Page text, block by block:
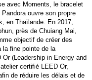
avec Moments, le bracelet
ouvre son propre
en Thaïlande. En 2017,
près de Chuiang Mai,
objectif de créer des
la fine pointe de la
(Leadership in Energy and
certifié LEED Or,
de réduire les délais et de